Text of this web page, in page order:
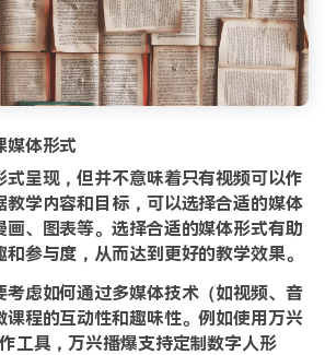
媒体形式
式呈现，但并不意味着只有视频可以作
教学内容和目标，可以选择合适的媒体
画、图表等。选择合适的媒体形式有助
参与度，从而达到更好的教学效果。
考虑如何通过多媒体技术（如视频、音
课程的互动性和趣味性。例如使用万兴
工具，万兴播爆支持定制数字人形